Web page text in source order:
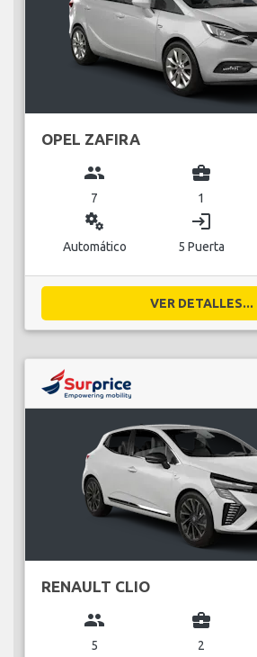
OPEL ZAFIRA
group
7
business_center
1
miscellaneous_services
Automático
login
5 Puerta
VER DETALLES...
RENAULT CLIO
group
5
business_center
2